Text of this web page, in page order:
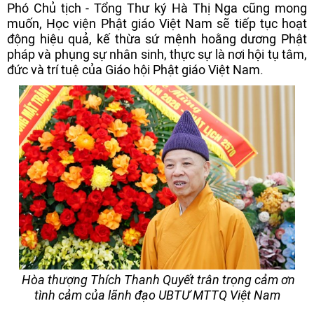
Phó Chủ tịch - Tổng Thư ký Hà Thị Nga cũng mong
muốn, Học viện Phật giáo Việt Nam sẽ tiếp tục hoạt
động hiệu quả, kế thừa sứ mệnh hoằng dương Phật
pháp và phụng sự nhân sinh, thực sự là nơi hội tụ tâm,
đức và trí tuệ của Giáo hội Phật giáo Việt Nam.
Hòa thượng Thích Thanh Quyết trân trọng cảm ơn
tình cảm của lãnh đạo UBTƯ MTTQ Việt Nam